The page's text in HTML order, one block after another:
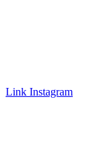
Link Instagram